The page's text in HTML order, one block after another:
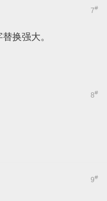
7#
换强大。
8#
9#